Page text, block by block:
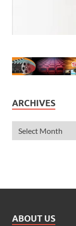
ARCHIVES
ABOUT US